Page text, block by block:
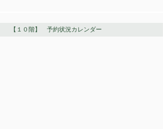
【１０階】 予約状況カレンダー